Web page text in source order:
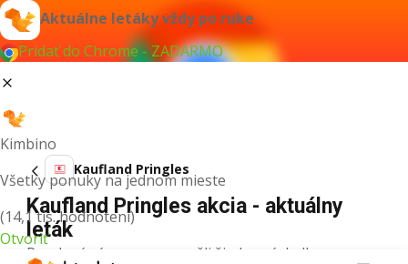
Aktuálne letáky vždy po ruke
Pridať do Chrome - ZADARMO
Kimbino
Všetky ponuky na jednom mieste
(14,1 tis. hodnotení)
Otvoriť
Kaufland Pringles
Kaufland Pringles akcia - aktuálny
leták
Pre daný výraz sme nenašli žiadne výsledky.